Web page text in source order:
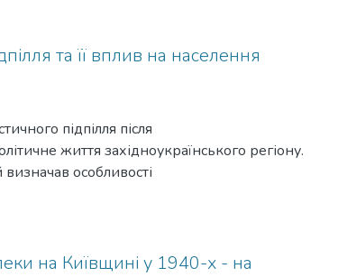
та її вплив на населення
підпілля після
життя західноукраїнського регіону.
особливості
її проведення.
на Київщині у 1940-х - на